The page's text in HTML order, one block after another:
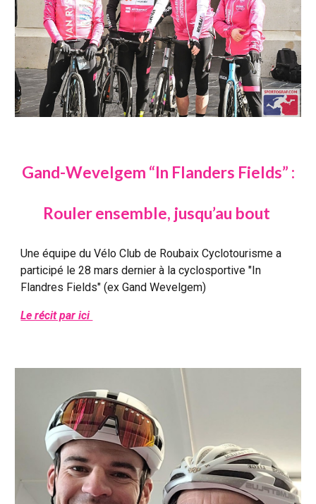
Gand-Wevelgem “In Flanders Fields” :
Rouler ensemble, jusqu’au bout
Une équipe du Vélo Club de Roubaix Cyclotourisme a
participé le 28 mars dernier à la cyclosportive "In
Flandres Fields" (ex Gand Wevelgem)
Le récit par ici